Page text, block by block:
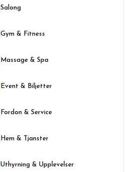
Salong
Gym & Fitness
Massage & Spa
Event & Biljetter
Fordon & Service
Hem & Tjanster
Uthyrning & Upplevelser